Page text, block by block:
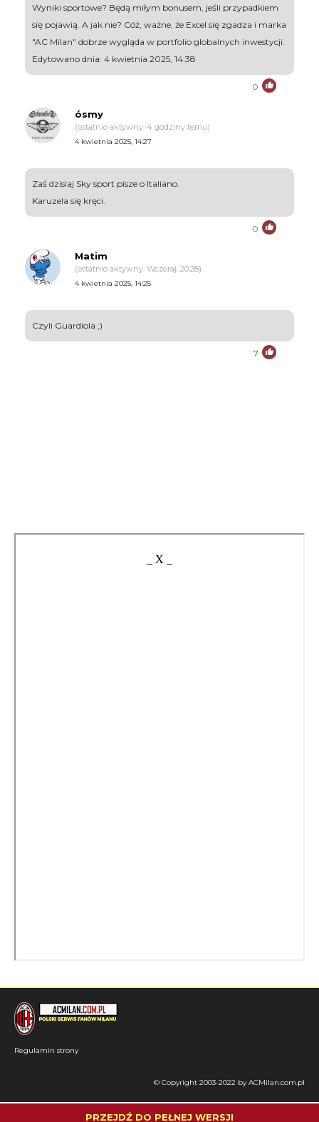
Wyniki sportowe? Będą miłym bonusem, jeśli przypadkiem
się pojawią. A jak nie? Cóż, ważne, że Excel się zgadza i marka
"AC Milan" dobrze wygląda w portfolio globalnych inwestycji.
Edytowano dnia: 4 kwietnia 2025, 14:38
0
ósmy
(ostatnio aktywny: 4 godziny temu)
4 kwietnia 2025, 14:27
Zaś dzisiaj Sky sport pisze o Italiano.
Karuzela się kręci.
0
Matim
(ostatnio aktywny: Wczoraj, 20:28)
4 kwietnia 2025, 14:25
Czyli Guardiola ;)
7
Regulamin strony
© Copyright 2003-2022 by ACMilan.com.pl
PRZEJDŹ DO PEŁNEJ WERSJI